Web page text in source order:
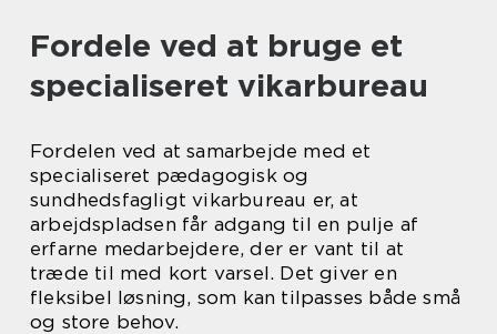
Fordele ved at bruge et
specialiseret vikarbureau
Fordelen ved at samarbejde med et
specialiseret pædagogisk og
sundhedsfagligt vikarbureau er, at
arbejdspladsen får adgang til en pulje af
erfarne medarbejdere, der er vant til at
træde til med kort varsel. Det giver en
fleksibel løsning, som kan tilpasses både små
og store behov.